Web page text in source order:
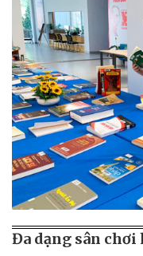
Đa dạng sân